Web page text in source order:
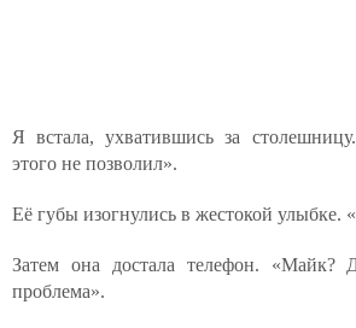
Я встала, ухватившись за
этого не позволил».
Её губы изогнулись в жестокой улыбке.
Затем она достала телефон.
проблема».